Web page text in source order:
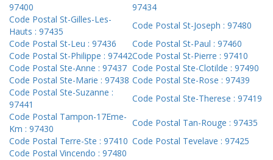
97400
97434
Code Postal St-Gilles-Les-
Hauts : 97435
Code Postal St-Joseph : 97480
Code Postal St-Leu : 97436
Code Postal St-Paul : 97460
Code Postal St-Philippe : 97442Code Postal St-Pierre : 97410
Code Postal Ste-Anne : 97437 Code Postal Ste-Clotilde : 97490
Code Postal Ste-Marie : 97438 Code Postal Ste-Rose : 97439
Code Postal Ste-Suzanne :
97441
Code Postal Ste-Therese : 97419
Code Postal Tampon-17Eme-
Km : 97430
Code Postal Tan-Rouge : 97435
Code Postal Terre-Ste : 97410 Code Postal Tevelave : 97425
Code Postal Vincendo : 97480